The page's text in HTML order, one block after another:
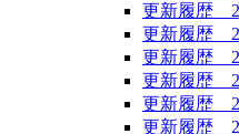
更新履歴
更新履歴
更新履歴
更新履歴
更新履歴
更新履歴